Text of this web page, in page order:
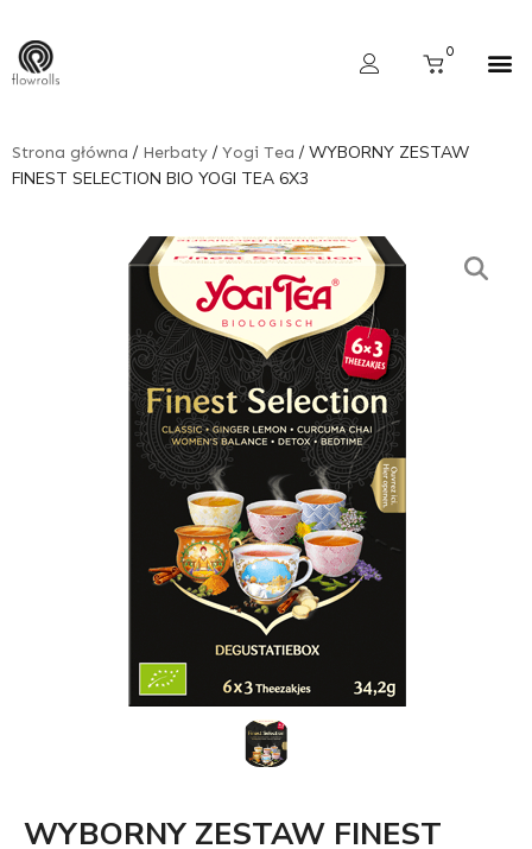
content
0
Cart
Strona główna / Herbaty/ Yogi Tea / WYBORNY ZESTAW
FINEST SELECTION BIO YOGI TEA 6X3
WYBORNY ZESTAW FINEST